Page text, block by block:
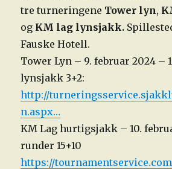
tre turneringene Tower lyn,
og KM lag lynsjakk.
Fauske Hotell.
Tower Lyn – 9. februar 2024 –
lynsjakk 3+2:
http://
n.aspx…
KM Lag hurtigsjakk – 10.
runder 15+10
https://